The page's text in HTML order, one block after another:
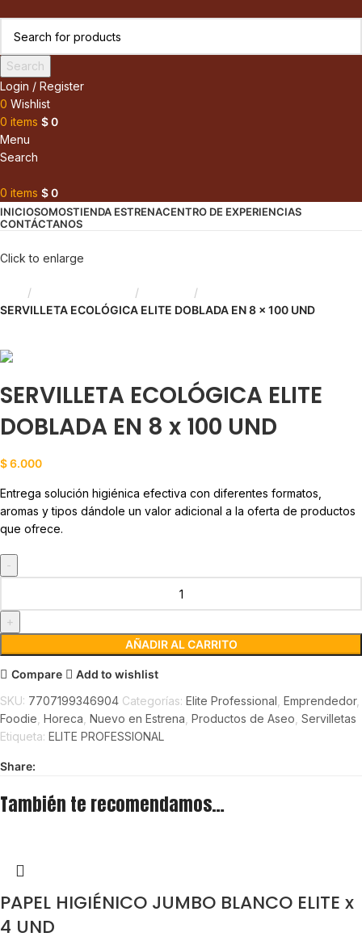
Search
Login / Register
0 Wishlist
0 items $0
Menu
Search
0 items $0
INICIOSOMOSTIENDA ESTRENACENTRO DE EXPERIENCIAS
CONTÁCTANOS
Click to enlarge
SERVILLETA ECOLÓGICA ELITE DOBLADA EN 8 x 100 UND
SERVILLETA ECOLÓGICA ELITE
DOBLADA EN 8 x 100 UND
$6.000
Entrega solución higiénica efectiva con diferentes formatos,
aromas y tipos dándole un valor adicional a la oferta de productos
que ofrece.
AÑADIR AL CARRITO
Compare
Add to wishlist
SKU: 7707199346904 Categorías: Elite Professional Emprendedor,
Foodie Horeca Nuevo en Estrena Productos de Aseo Servilletas
Etiqueta: ELITE PROFESSIONAL
Share:
También te recomendamos…
PAPEL HIGIÉNICO JUMBO BLANCO ELITE x
4 UND